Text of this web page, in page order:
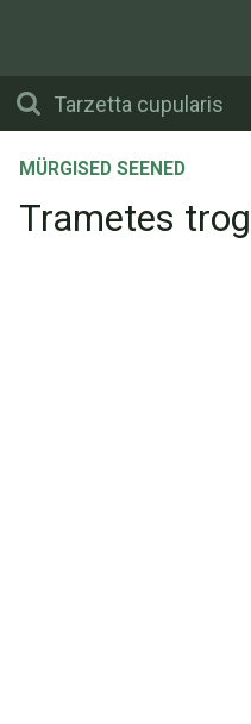
MÜRGISED SEENED
Trametes